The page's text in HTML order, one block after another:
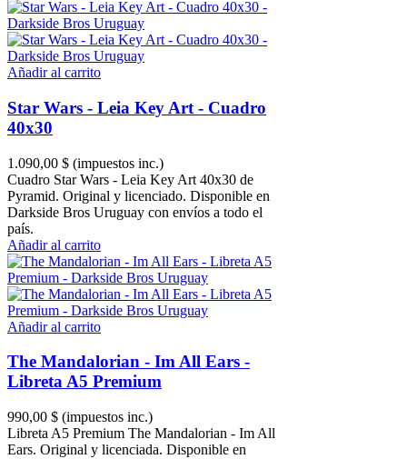
Añadir al carrito
Star Wars - Leia Key Art - Cuadro
40x30
1.090,00 $ (impuestos inc.)
Cuadro Star Wars - Leia Key Art 40x30 de
Pyramid. Original y licenciado. Disponible en
Darkside Bros Uruguay con envíos a todo el
país.
Añadir al carrito
Añadir al carrito
The Mandalorian - Im All Ears -
Libreta A5 Premium
990,00 $ (impuestos inc.)
Libreta A5 Premium The Mandalorian - Im All
Ears. Original y licenciada. Disponible en